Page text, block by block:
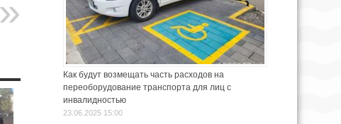
Как будут возмещать часть расходов на
переоборудование транспорта для лиц с
инвалидностью
23.06.2025 15:00